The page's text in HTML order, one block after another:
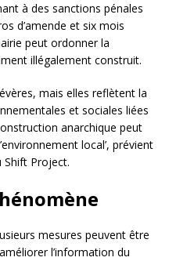
à des sanctions pénales
d’amende et six mois
peut ordonner la
illégalement construit.
mais elles reflètent la
et sociales liées
anarchique peut
local’, prévient
Shift Project.
mesures peuvent être
l’information du